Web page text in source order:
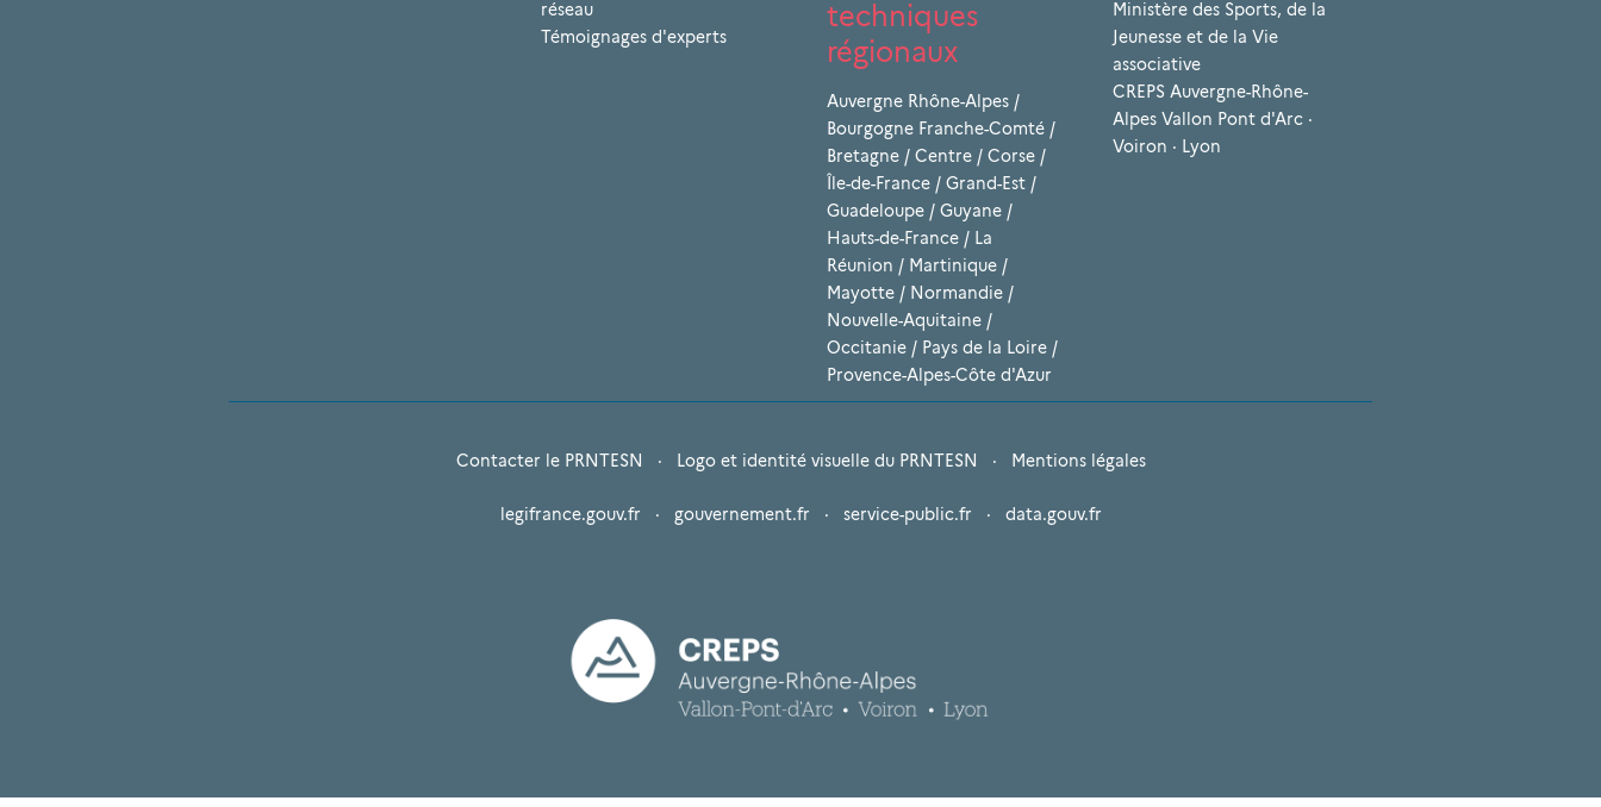
réseau
Témoignages d'experts
techniques
régionaux
Auvergne Rhône-Alpes /
Bourgogne Franche-Comté /
Bretagne / Centre / Corse /
Île-de-France / Grand-Est /
Guadeloupe / Guyane /
Hauts-de-France / La
Réunion / Martinique /
Mayotte / Normandie /
Nouvelle-Aquitaine /
Occitanie / Pays de la Loire /
Provence-Alpes-Côte d'Azur
Ministère des Sports, de la
Jeunesse et de la Vie
associative
CREPS Auvergne-Rhône-
Alpes Vallon Pont d'Arc ·
Voiron · Lyon
Contacter le PRNTESN · Logo et identité visuelle du PRNTESN · Mentions légales
legifrance.gouv.fr · gouvernement.fr · service-public.fr · data.gouv.fr